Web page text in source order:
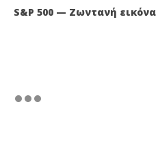
S&P 500 — Ζωντανή εικόνα